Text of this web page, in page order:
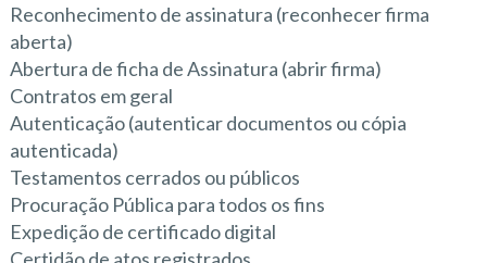
Reconhecimento de assinatura (reconhecer firma
aberta)
Abertura de ficha de Assinatura (abrir firma)
Contratos em geral
Autenticação (autenticar documentos ou cópia
autenticada)
Testamentos cerrados ou públicos
Procuração Pública para todos os fins
Expedição de certificado digital
Certidão de atos registrados